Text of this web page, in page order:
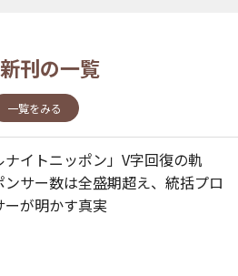
新刊の一覧
一覧をみる
ナイトニッポン」V字回復の軌
サー数は全盛期超え、統括プロ
ーが明かす真実